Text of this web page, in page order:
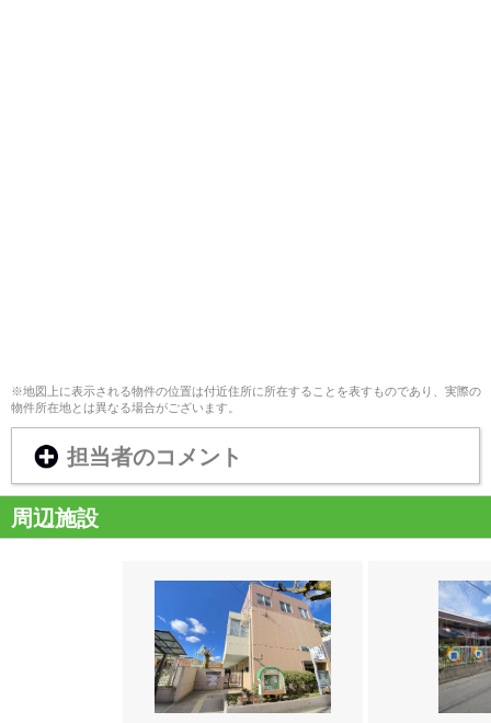
※地図上に表示される物件の位置は付近住所に所在することを表すものであり、実際の
物件所在地とは異なる場合がございます。
担当者のコメント
周辺施設